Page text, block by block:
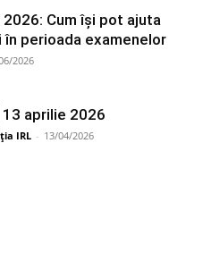
Cum își pot ajuta
perioada examenelor
2026
aprilie 2026
IRL - 13/04/2026